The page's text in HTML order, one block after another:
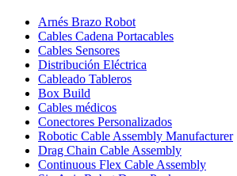
Arnés Brazo Robot
Cables Cadena Portacables
Cables Sensores
Distribución Eléctrica
Cableado Tableros
Box Build
Cables médicos
Conectores Personalizados
Robotic Cable Assembly Manufacturer
Drag Chain Cable Assembly
Continuous Flex Cable Assembly